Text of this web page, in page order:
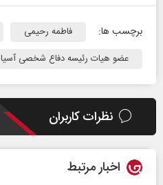
برچسب ها: فاطمه رحیمی
عضو هیات رئیسه دفاع شخصی آسیا
نظرات کاربران
اخبار مرتبط